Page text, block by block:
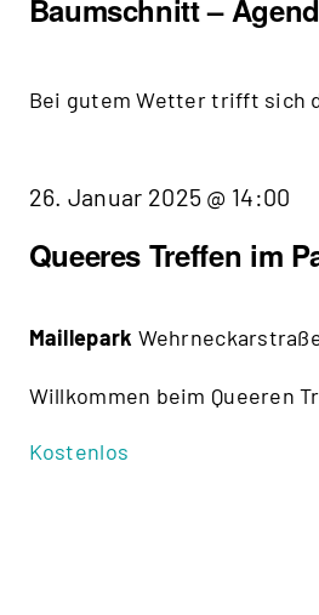
Baumschnitt –
Bei gutem Wetter trifft sich
Queeres Treffen im
26. Januar 2025 @ 14:00
Maillepark
Willkommen beim Queeren
Kostenlos